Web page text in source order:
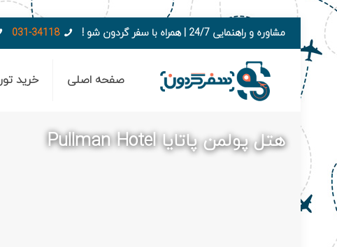
مشاوره و راهنمایی 24/7 | همراه با سفر گردون شو ! 031-34118
صفحه اصلی خرید تور
هتل پولمن پاتایا Pullman Hotel